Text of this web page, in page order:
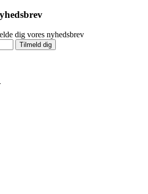
dig vores nyhedsbrev
Tilmeld dig